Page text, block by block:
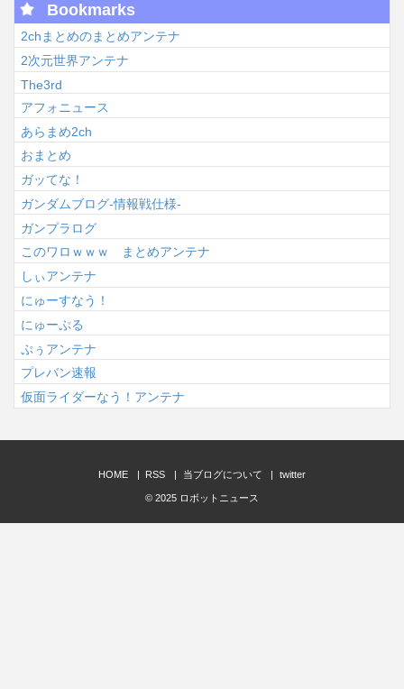
Bookmarks
2chまとめのまとめアンテナ
2次元世界アンテナ
The3rd
アフォニュース
あらまめ2ch
おまとめ
ガッてな！
ガンダムブログ-情報戦仕様-
ガンプラログ
このワロｗｗｗ まとめアンテナ
しぃアンテナ
にゅーすなう！
にゅーぷる
ぷぅアンテナ
プレバン速報
仮面ライダーなう！アンテナ
HOME RSS 当ブログについて twitter
© 2025 ロボットニュース